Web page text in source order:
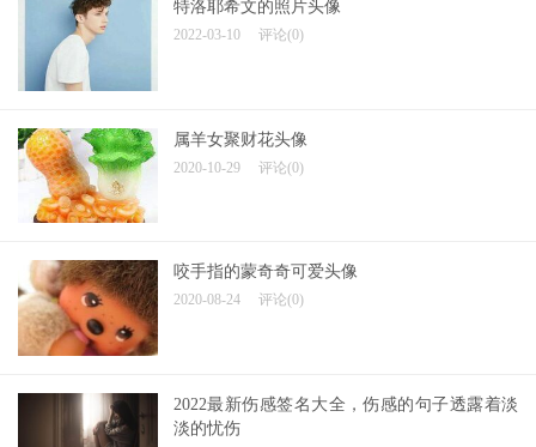
特洛耶希文的照片头像
2022-03-10 评论(0)
属羊女聚财花头像
2020-10-29 评论(0)
咬手指的蒙奇奇可爱头像
2020-08-24 评论(0)
2022最新伤感签名大全，伤感的句子透露着淡
淡的忧伤